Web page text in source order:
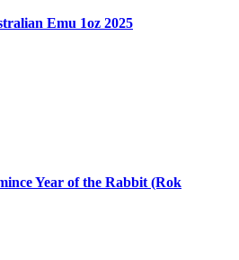
Emu 1oz 2025
Year of the Rabbit (Rok